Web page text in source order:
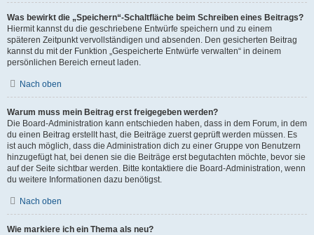
Was bewirkt die „Speichern“-Schaltfläche beim Schreiben eines Beitrags?
Hiermit kannst du die geschriebene Entwürfe speichern und zu einem
späteren Zeitpunkt vervollständigen und absenden. Den gesicherten Beitrag
kannst du mit der Funktion „Gespeicherte Entwürfe verwalten“ in deinem
persönlichen Bereich erneut laden.
Nach oben
Warum muss mein Beitrag erst freigegeben werden?
Die Board-Administration kann entschieden haben, dass in dem Forum, in dem
du einen Beitrag erstellt hast, die Beiträge zuerst geprüft werden müssen. Es
ist auch möglich, dass die Administration dich zu einer Gruppe von Benutzern
hinzugefügt hat, bei denen sie die Beiträge erst begutachten möchte, bevor sie
auf der Seite sichtbar werden. Bitte kontaktiere die Board-Administration, wenn
du weitere Informationen dazu benötigst.
Nach oben
Wie markiere ich ein Thema als neu?